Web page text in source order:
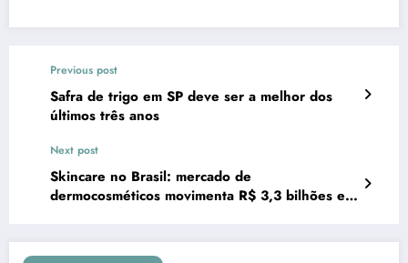
Previous post
Safra de trigo em SP deve ser a melhor dos
últimos três anos
Next post
Skincare no Brasil: mercado de
dermocosméticos movimenta R$ 3,3 bilhões em